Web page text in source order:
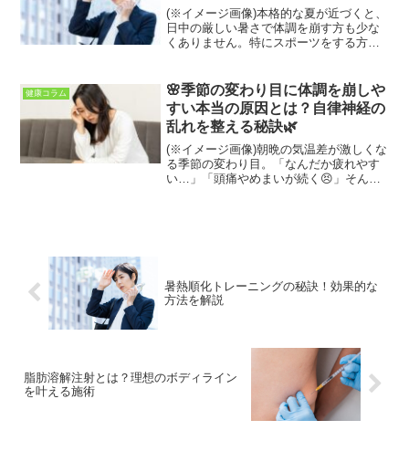
(※イメージ画像)本格的な夏が近づくと、
日中の厳しい暑さで体調を崩す方も少な
くありません。特にスポーツをする方や
に不可欠です。そこで重要になるのが
「暑熱順化トレーニング...
健康コラム
🌸季節の変わり目に体調を崩しや
すい本当の原因とは？自律神経の
乱れを整える秘訣🌿
(※イメージ画像)朝晩の気温差が激しくな
る季節の変わり目。「なんだか疲れやす
い…」「頭痛やめまいが続く😣」そんな
暑熱順化トレーニングの秘訣！効果的な
方法を解説
脂肪溶解注射とは？理想のボディライン
を叶える施術